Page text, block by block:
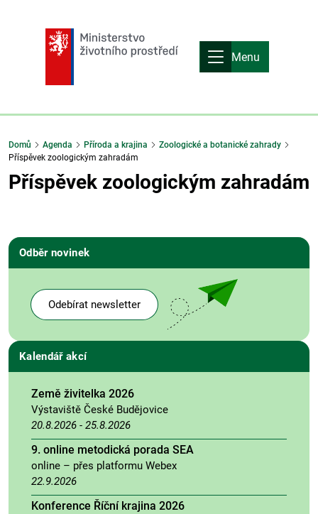
Menu
Domů Agenda Příroda a krajina
Zoologické a botanické zahrady
Příspěvek zoologickým zahradám
Příspěvek zoologickým zahradám
Odběr novinek
Odebírat newsletter
Kalendář akcí
Země živitelka 2026
Výstaviště České Budějovice
20.8.2026 - 25.8.2026
9. online metodická porada SEA
online – přes platformu Webex
22.9.2026
Konference Říční krajina 2026